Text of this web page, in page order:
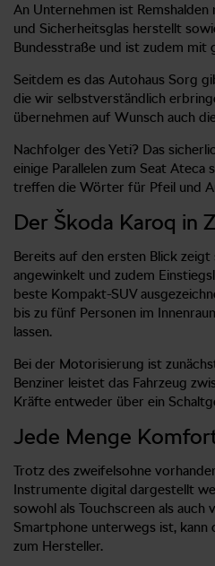
An Unternehmen ist
und Sicherheitsglas herstellt
Bundesstraße und ist zudem mit
Seitdem es das Autohaus Sorg
die wir selbstverständlich
übernehmen auf Wunsch auch
Nachfolger des Yeti? Das
einige Parallelen zum Seat
treffen die Wörter für Pfeil und
Der Škoda Karoq in
Bereits auf den ersten Blick
angewinkelt und zudem
beste Kompakt-SUV
bis zu fünf Personen im
lassen.
Bei der Motorisierung ist
Benziner leistet das Fahrzeug
Kräfte entweder über ein
Jede Menge
Trotz des zweifelsohne
Instrumente digital dargestellt
sowohl als Touchscreen als
Smartphone unterwegs ist, kann
zum Hersteller.